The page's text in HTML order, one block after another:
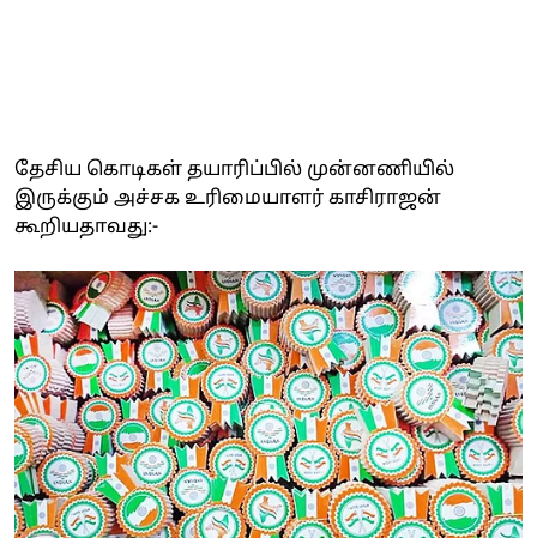
தேசிய கொடிகள் தயாரிப்பில் முன்னணியில்
இருக்கும் அச்சக உரிமையாளர் காசிராஜன்
கூறியதாவது:-